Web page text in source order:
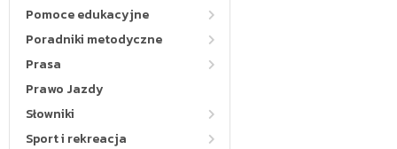
Pomoce edukacyjne
Poradniki metodyczne
Prasa
Prawo Jazdy
Słowniki
Sport i rekreacja